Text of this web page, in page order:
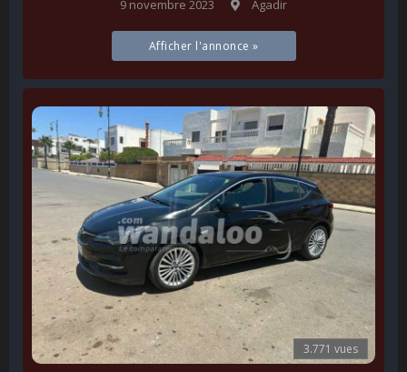
9 novembre 2023 Agadir
Afficher l'annonce »
3.771 vues